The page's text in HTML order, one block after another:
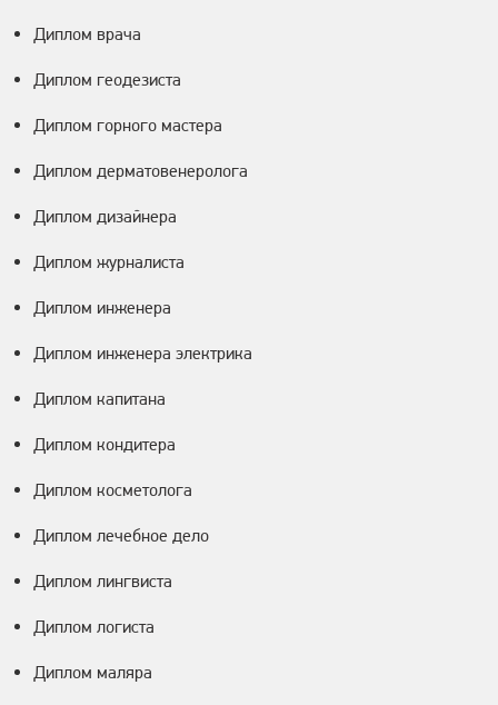
Диплом врача
Диплом геодезиста
Диплом горного мастера
Диплом дерматовенеролога
Диплом дизайнера
Диплом журналиста
Диплом инженера
Диплом инженера электрика
Диплом капитана
Диплом кондитера
Диплом косметолога
Диплом лечебное дело
Диплом лингвиста
Диплом логиста
Диплом маляра